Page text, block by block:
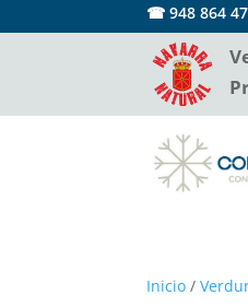
☎ 948 864
Inicio /